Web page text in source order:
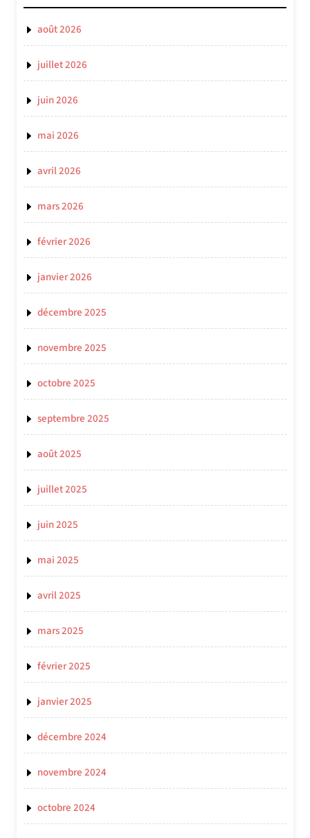
août 2026
juillet 2026
juin 2026
mai 2026
avril 2026
mars 2026
février 2026
janvier 2026
décembre 2025
novembre 2025
octobre 2025
septembre 2025
août 2025
juillet 2025
juin 2025
mai 2025
avril 2025
mars 2025
février 2025
janvier 2025
décembre 2024
novembre 2024
octobre 2024